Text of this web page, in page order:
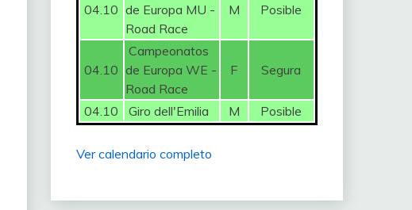
04.10 de Europa MU -
Road Race
M Posible
04.10
Campeonatos
de Europa WE -
Road Race
F Segura
04.10 Giro dell'Emilia M Posible
Ver calendario completo